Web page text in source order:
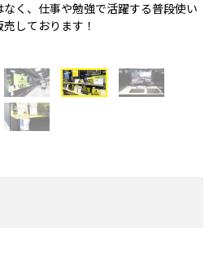
く、仕事や勉強で活躍する普段使い
しております！